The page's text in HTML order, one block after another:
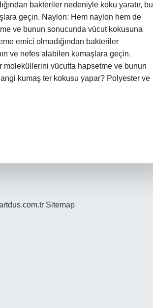
bakteriler nedeniyle koku yaratır, bu
geçin. Naylon: Hem naylon hem de
ve bunun sonucunda vücut kokusuna
emici olmadığından bakteriler
ve nefes alabilen kumaşlara geçin.
moleküllerini vücutta hapsetme ve bunun
kumaş ter kokusu yapar? Polyester ve
Sitemap